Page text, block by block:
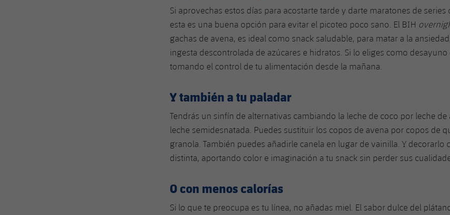
Si aprovechas estos días para acostarte tarde y darte maratones de series
esta es una buena opción para evitar el picoteo poco sano. El BIH
gachas de avena, es ideal como snack saludable, para matar a la
ingesta descontrolada de azúcares e hidratos. Si lo eliges como desayuno
tomando el control de tu alimentación desde la mañana.
Y también a tu paladar
Tendrás un sinfín de alternativas cambiando la leche de coco por leche de
leche semidesnatada. Puedes sustituir los copos de avena por copos de
granola. También puedes añadirle canela en lugar de vainilla. Y decorarlo
distinta, aportando color e imaginación a tu snack sin perder sus
O con menos calorías
Si lo que te preocupa es tu línea, no añadas miel. El sabor dulce del